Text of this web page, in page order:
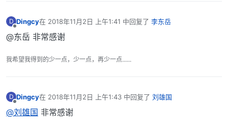
D Dingcy在 2018年11月2日 上午1:41 中回复了 李东岳
最后由 编辑
@东岳 非常感谢
我希望我得到的少一点，少一点，再少一点......
D Dingcy在 2018年11月2日 上午1:43 中回复了 刘雄国
最后由 编辑
@刘雄国 非常感谢